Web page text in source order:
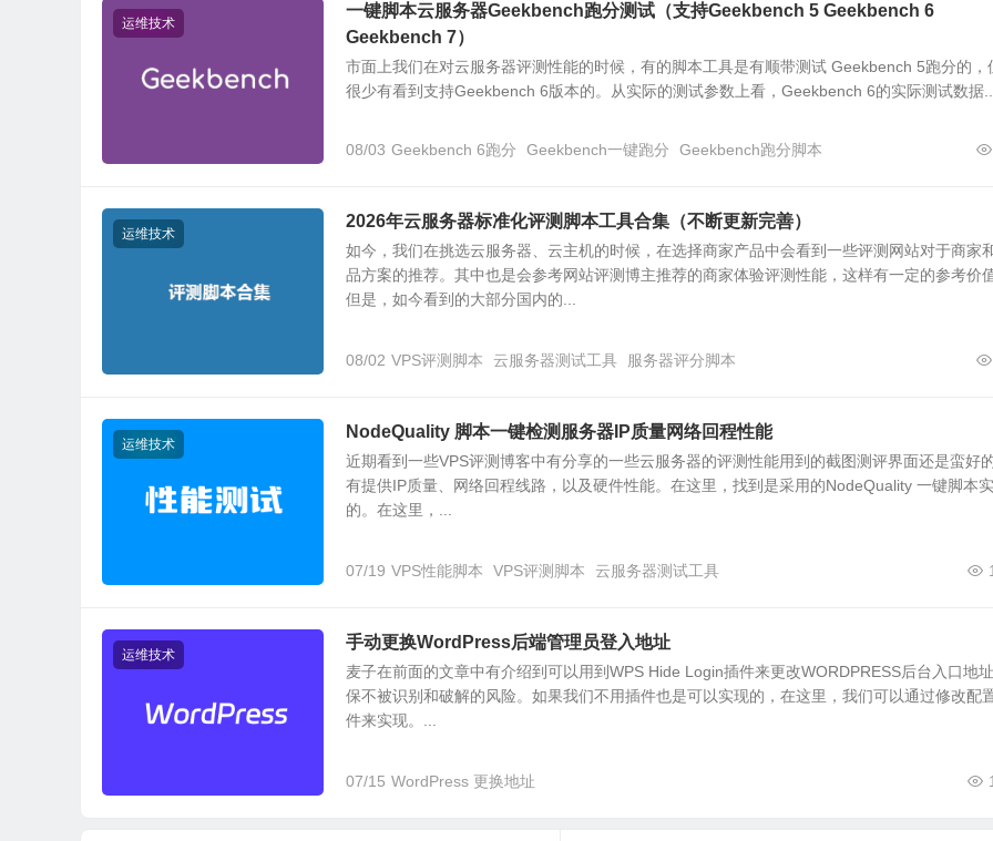
运维技术
一键脚本云服务器Geekbench跑分测试（支持Geekbench 5 Geekbench 6
Geekbench 7）
市面上我们在对云服务器评测性能的时候，有的脚本工具是有顺带测试 Geekbench 5跑分的，
很少有看到支持Geekbench 6版本的。从实际的测试参数上看，Geekbench 6的实际测试数据
08/03 Geekbench 6跑分 Geekbench一键跑分 Geekbench跑分脚本
运维技术
2026年云服务器标准化评测脚本工具合集（不断更新完善）
如今，我们在挑选云服务器、云主机的时候，在选择商家产品中会看到一些评测网站对于商家
品方案的推荐。其中也是会参考网站评测博主推荐的商家体验评测性能，这样有一定的参考价
但是，如今看到的大部分国内的...
08/02 VPS评测脚本 云服务器测试工具 服务器评分脚本
运维技术
NodeQuality 脚本一键检测服务器IP质量网络回程性能
近期看到一些VPS评测博客中有分享的一些云服务器的评测性能用到的截图测评界面还是蛮好
有提供IP质量、网络回程线路，以及硬件性能。在这里，找到是采用的NodeQuality 一键脚本
的。在这里，...
07/19 VPS性能脚本 VPS评测脚本 云服务器测试工具
运维技术
手动更换WordPress后端管理员登入地址
麦子在前面的文章中有介绍到可以用到WPS Hide Login插件来更改WORDPRESS后台入口地
保不被识别和破解的风险。如果我们不用插件也是可以实现的，在这里，我们可以通过修改配
件来实现。...
07/15 WordPress 更换地址